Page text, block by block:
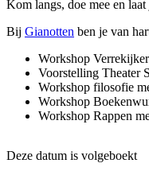
Kom langs, doe mee en
Bij Gianotten ben je van
Workshop
Voorstelling Theater
Workshop filosofie
Workshop
Workshop Rappen
Deze datum is volgeboekt